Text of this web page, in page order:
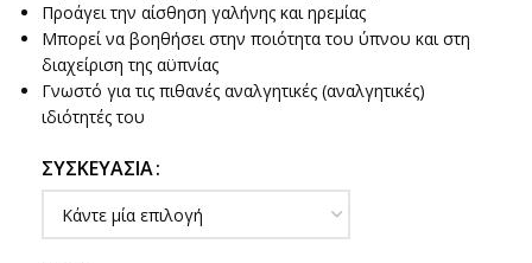
Προάγει την αίσθηση γαλήνης και ηρεμίας
Μπορεί να βοηθήσει στην ποιότητα του ύπνου και στη
διαχείριση της αϋπνίας
Γνωστό για τις πιθανές αναλγητικές (αναλγητικές)
ιδιότητές του
ΣΥΣΚΕΥΑΣΊΑ